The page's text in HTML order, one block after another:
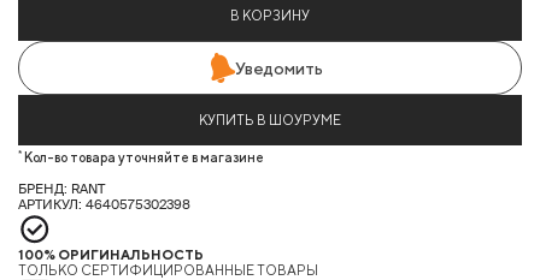
В КОРЗИНУ
Уведомить
КУПИТЬ В ШОУРУМЕ
* Кол-во товара уточняйте в магазине
БРЕНД: RANT
АРТИКУЛ: 4640575302398
100% ОРИГИНАЛЬНОСТЬ
ТОЛЬКО СЕРТИФИЦИРОВАННЫЕ ТОВАРЫ